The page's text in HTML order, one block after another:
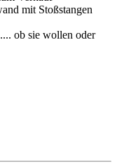
mit Stoßstangen
ob sie wollen oder